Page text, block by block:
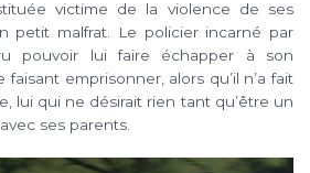
victime de la violence de ses
petit malfrat. Le policier incarné par
pouvoir lui faire échapper à son
emprisonner, alors qu’il n’a fait
lui qui ne désirait rien tant qu’être un
ses parents.